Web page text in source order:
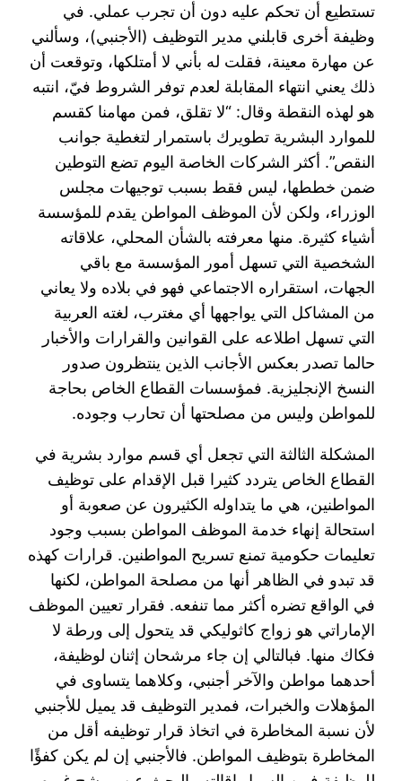
تستطيع أن تحكم عليه دون أن تجرب عملي. في
وظيفة أخرى قابلني مدير التوظيف (الأجنبي)، وسألني
عن مهارة معينة، فقلت له بأني لا أمتلكها، وتوقعت أن
ذلك يعني انتهاء المقابلة لعدم توفر الشروط فيّ، انتبه
هو لهذه النقطة وقال: “لا تقلق، فمن مهامنا كقسم
للموارد البشرية تطويرك باستمرار لتغطية جوانب
النقص”. أكثر الشركات الخاصة اليوم تضع التوطين
ضمن خططها، ليس فقط بسبب توجيهات مجلس
الوزراء، ولكن لأن الموظف المواطن يقدم للمؤسسة
أشياء كثيرة. منها معرفته بالشأن المحلي، علاقاته
الشخصية التي تسهل أمور المؤسسة مع باقي
الجهات، استقراره الاجتماعي فهو في بلاده ولا يعاني
من المشاكل التي يواجهها أي مغترب، لغته العربية
التي تسهل اطلاعه على القوانين والقرارات والأخبار
حالما تصدر بعكس الأجانب الذين ينتظرون صدور
النسخ الإنجليزية. فمؤسسات القطاع الخاص بحاجة
للمواطن وليس من مصلحتها أن تحارب وجوده.
المشكلة الثالثة التي تجعل أي قسم موارد بشرية في
القطاع الخاص يتردد كثيرا قبل الإقدام على توظيف
المواطنين، هي ما يتداوله الكثيرون عن صعوبة أو
استحالة إنهاء خدمة الموظف المواطن بسبب وجود
تعليمات حكومية تمنع تسريح المواطنين. قرارات كهذه
قد تبدو في الظاهر أنها من مصلحة المواطن، لكنها
في الواقع تضره أكثر مما تنفعه. فقرار تعيين الموظف
الإماراتي هو زواج كاثوليكي قد يتحول إلى ورطة لا
فكاك منها. فبالتالي إن جاء مرشحان إثنان لوظيفة،
أحدهما مواطن والآخر أجنبي، وكلاهما يتساوى في
المؤهلات والخبرات، فمدير التوظيف قد يميل للأجنبي
لأن نسبة المخاطرة في اتخاذ قرار توظيفه أقل من
المخاطرة بتوظيف المواطن. فالأجنبي إن لم يكن كفؤًا